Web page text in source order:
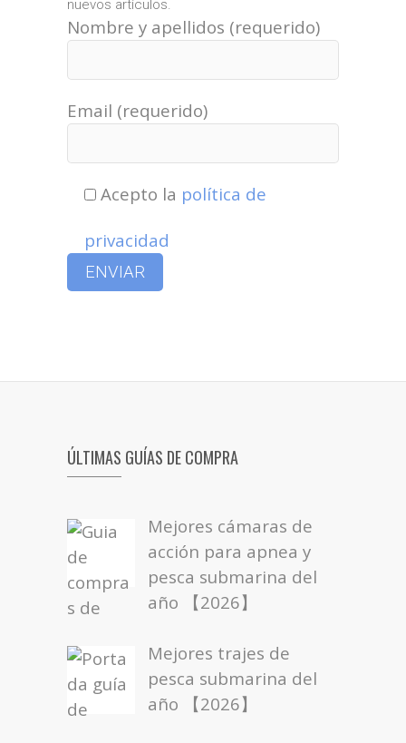
nuevos artículos.
Nombre y apellidos (requerido)
Email (requerido)
Acepto la política de
privacidad
ÚLTIMAS GUÍAS DE COMPRA
Mejores cámaras de
acción para apnea y
pesca submarina del
año 【2026】
Mejores trajes de
pesca submarina del
año 【2026】